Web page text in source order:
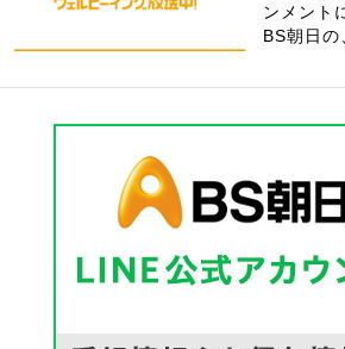
ンメント
BS朝日の